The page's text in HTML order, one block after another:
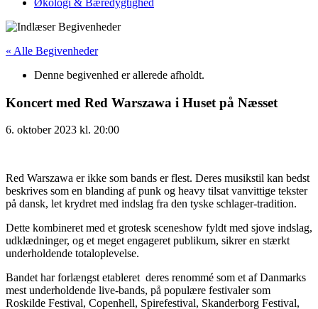
Økologi & Bæredygtighed
« Alle Begivenheder
Denne begivenhed er allerede afholdt.
Koncert med Red Warszawa i Huset på Næsset
6. oktober 2023 kl. 20:00
Red Warszawa er ikke som bands er flest. Deres musikstil kan bedst
beskrives som en blanding af punk og heavy tilsat vanvittige tekster
på dansk, let krydret med indslag fra den tyske schlager-tradition.
Dette kombineret med et grotesk sceneshow fyldt med sjove indslag,
udklædninger, og et meget engageret publikum, sikrer en stærkt
underholdende totaloplevelse.
Bandet har forlængst etableret deres renommé som et af Danmarks
mest underholdende live-bands, på populære festivaler som
Roskilde Festival, Copenhell, Spirefestival, Skanderborg Festival,